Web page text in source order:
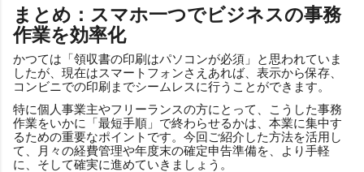
まとめ：スマホ一つでビジネスの事務
作業を効率化
かつては「領収書の印刷はパソコンが必須」と思われていま
したが、現在はスマートフォンさえあれば、表示から保存、
コンビニでの印刷までシームレスに行うことができます。
特に個人事業主やフリーランスの方にとって、こうした事務
作業をいかに「最短手順」で終わらせるかは、本業に集中す
るための重要なポイントです。今回ご紹介した方法を活用し
て、月々の経費管理や年度末の確定申告準備を、より手軽
に、そして確実に進めていきましょう。